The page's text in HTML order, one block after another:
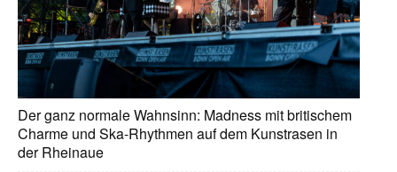
Der ganz normale Wahnsinn: Madness mit britischem
Charme und Ska-Rhythmen auf dem Kunstrasen in
der Rheinaue